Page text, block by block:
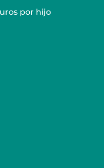
por hijo